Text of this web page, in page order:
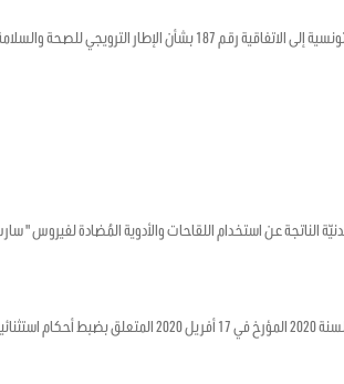
يتعلق بالموافقة على انضمام الجمهورية التونسية إلى الاتفاقية
عن استخدام اللقاحات والأدوية المُضادة لفيروس " سارس – كوف - 2 " وجبر
يتعلق بالمصادقة على مرسوم رئيس الحكومة عدد 7 لسنة 2020